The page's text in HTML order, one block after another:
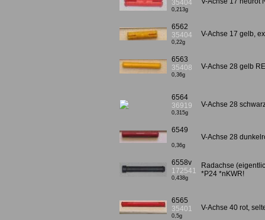
35404
0,213g
6562
35404
0,22g
V-Achse 17 gelb,
6563
35408
0,36g
V-Achse 28 gelb
6564
36919
0,315g
V-Achse 28
6549
0,36g
V-Achse 28
6558v
172541
0,438g
Radachse
*P24 *nKWR!
6565
35401
0,5g
V-Achse 40 rot,